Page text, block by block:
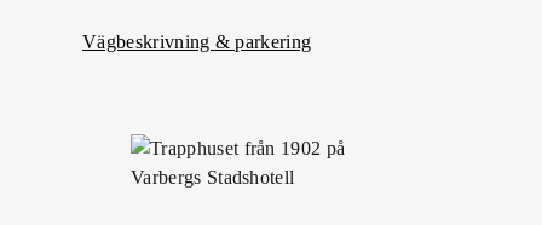
Vägbeskrivning & parkering